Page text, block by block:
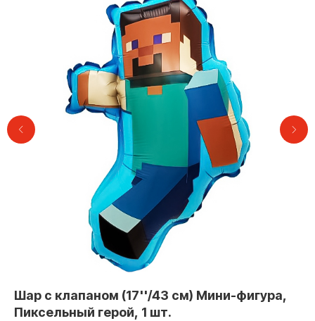
Шар с клапаном (17''/43 см) Мини-фигура,
Пиксельный герой, 1 шт.
Контакты
help@upakovali.online